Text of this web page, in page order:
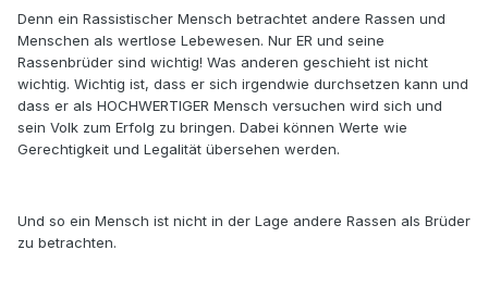
Denn ein Rassistischer Mensch betrachtet andere Rassen und
Menschen als wertlose Lebewesen. Nur ER und seine
Rassenbrüder sind wichtig! Was anderen geschieht ist nicht
wichtig. Wichtig ist, dass er sich irgendwie durchsetzen kann und
dass er als HOCHWERTIGER Mensch versuchen wird sich und
sein Volk zum Erfolg zu bringen. Dabei können Werte wie
Gerechtigkeit und Legalität übersehen werden.
Und so ein Mensch ist nicht in der Lage andere Rassen als Brüder
zu betrachten.